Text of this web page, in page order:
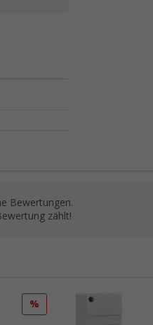
Bewertungen.
zählt!
%